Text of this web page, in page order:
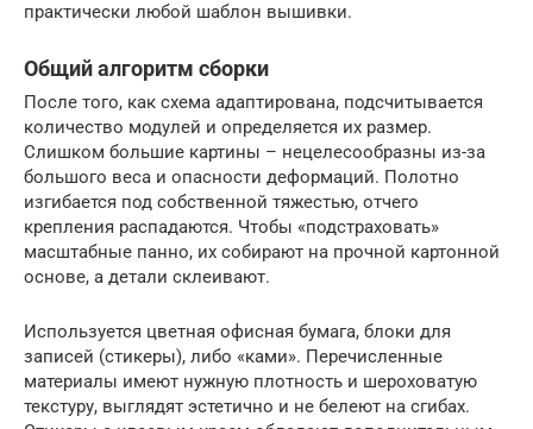
практически любой шаблон вышивки.
Общий алгоритм сборки
После того, как схема адаптирована, подсчитывается
количество модулей и определяется их размер.
Слишком большие картины – нецелесообразны из-за
большого веса и опасности деформаций. Полотно
изгибается под собственной тяжестью, отчего
крепления распадаются. Чтобы «подстраховать»
масштабные панно, их собирают на прочной картонной
основе, а детали склеивают.
Используется цветная офисная бумага, блоки для
записей (стикеры), либо «ками». Перечисленные
материалы имеют нужную плотность и шероховатую
текстуру, выглядят эстетично и не белеют на сгибах.